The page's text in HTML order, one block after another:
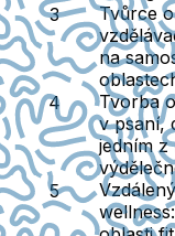
Tvůrce
na
Tvorba
v psaní,
jedním z
wellness